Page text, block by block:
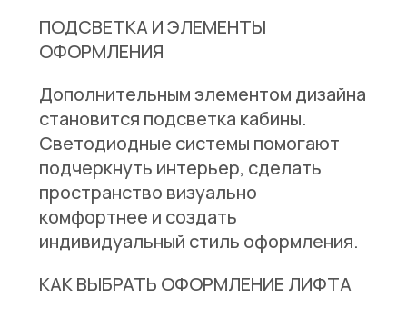
ПОДСВЕТКА И ЭЛЕМЕНТЫ
ОФОРМЛЕНИЯ
Дополнительным элементом дизайна
становится подсветка кабины.
Светодиодные системы помогают
подчеркнуть интерьер, сделать
пространство визуально
комфортнее и создать
индивидуальный стиль оформления.
КАК ВЫБРАТЬ ОФОРМЛЕНИЕ ЛИФТА